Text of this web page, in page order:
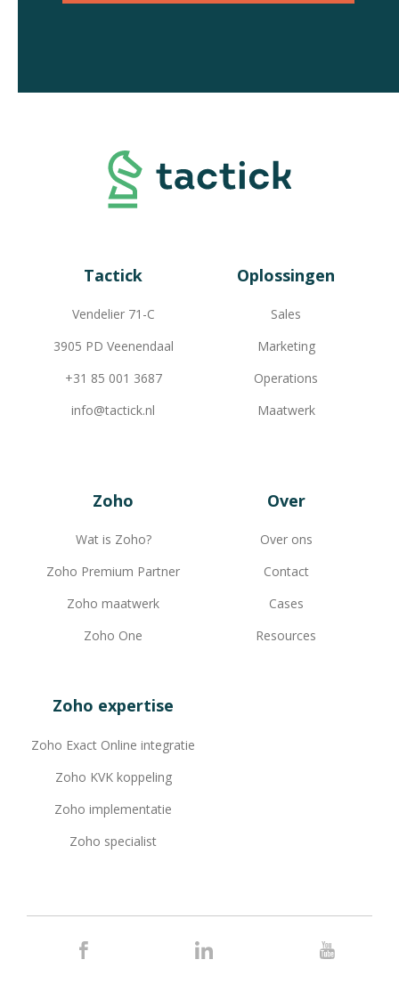
Tactick
Vendelier 71-C
3905 PD Veenendaal
+31 85 001 3687
info@tactick.nl
Oplossingen
Sales
Marketing
Operations
Maatwerk
Zoho
Wat is Zoho?
Zoho Premium Partner
Zoho maatwerk
Zoho One
Over
Over ons
Contact
Cases
Resources
Zoho expertise
Zoho Exact Online integratie
Zoho KVK koppeling
Zoho implementatie
Zoho specialist